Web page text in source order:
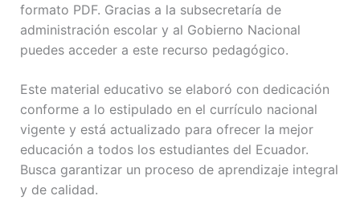
formato PDF. Gracias a la subsecretaría de
administración escolar y al Gobierno Nacional
puedes acceder a este recurso pedagógico.
Este material educativo se elaboró con dedicación
conforme a lo estipulado en el currículo nacional
vigente y está actualizado para ofrecer la mejor
educación a todos los estudiantes del Ecuador.
Busca garantizar un proceso de aprendizaje integral
y de calidad.